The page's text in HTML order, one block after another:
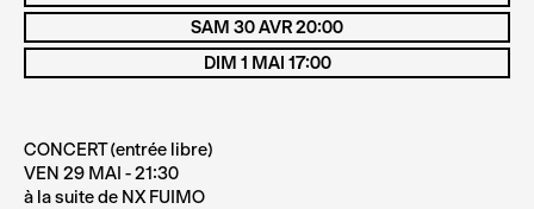
SAM 30 AVR 20:00
DIM 1 MAI 17:00
CONCERT (entrée libre)
VEN 29 MAI - 21:30
à la suite de NX FUIMO